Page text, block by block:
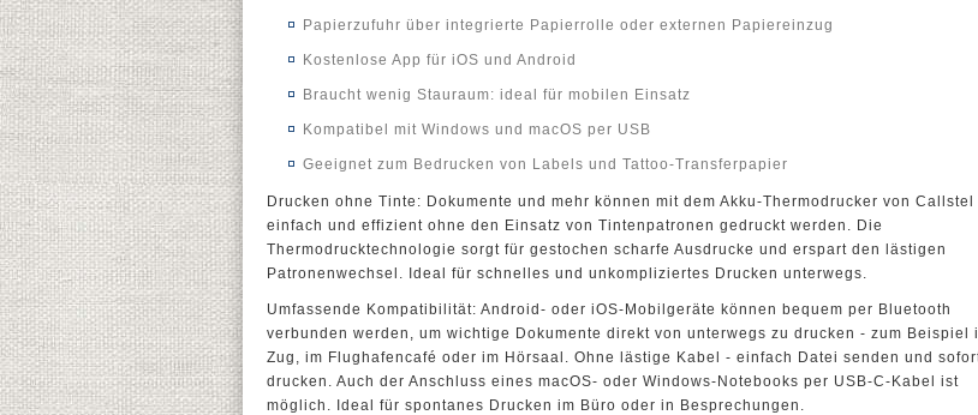
Papierzufuhr über integrierte Papierrolle oder externen Papiereinzug
Kostenlose App für iOS und Android
Braucht wenig Stauraum: ideal für mobilen Einsatz
Kompatibel mit Windows und macOS per USB
Geeignet zum Bedrucken von Labels und Tattoo-Transferpapier
Drucken ohne Tinte: Dokumente und mehr können mit dem Akku-Thermodrucker von Callstel
einfach und effizient ohne den Einsatz von Tintenpatronen gedruckt werden. Die
Thermodrucktechnologie sorgt für gestochen scharfe Ausdrucke und erspart den lästigen
Patronenwechsel. Ideal für schnelles und unkompliziertes Drucken unterwegs.
Umfassende Kompatibilität: Android- oder iOS-Mobilgeräte können bequem per Bluetooth
verbunden werden, um wichtige Dokumente direkt von unterwegs zu drucken - zum Beispiel
Zug, im Flughafencafé oder im Hörsaal. Ohne lästige Kabel - einfach Datei senden und
drucken. Auch der Anschluss eines macOS- oder Windows-Notebooks per USB-C-Kabel ist
möglich. Ideal für spontanes Drucken im Büro oder in Besprechungen.